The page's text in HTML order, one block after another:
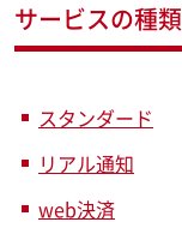
サービスの種類
スタンダード
リアル通知
web決済